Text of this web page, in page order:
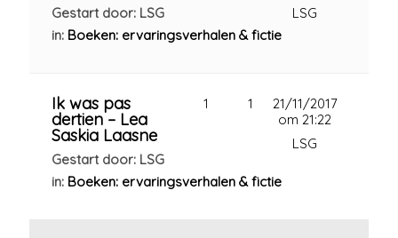
Gestart door: LSG
in: Boeken: ervaringsverhalen & fictie
LSG
Ik was pas
dertien – Lea
Saskia Laasne
Gestart door: LSG
in: Boeken: ervaringsverhalen & fictie
1 1
21/11/2017
om 21:22
LSG